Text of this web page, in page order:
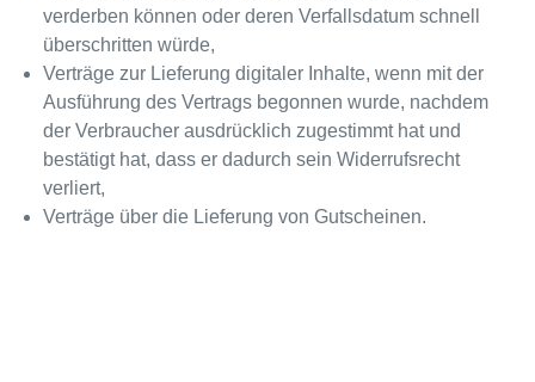
verderben können oder deren Verfallsdatum schnell
überschritten würde,
Verträge zur Lieferung digitaler Inhalte, wenn mit der
Ausführung des Vertrags begonnen wurde, nachdem
der Verbraucher ausdrücklich zugestimmt hat und
bestätigt hat, dass er dadurch sein Widerrufsrecht
verliert,
Verträge über die Lieferung von Gutscheinen.